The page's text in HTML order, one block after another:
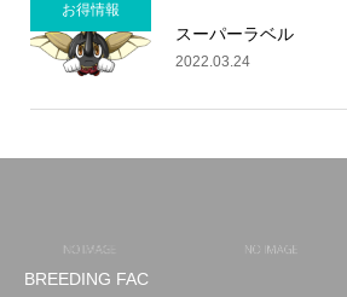
スーパーラベル
2022.03.24
お得情報
BREEDING FAC